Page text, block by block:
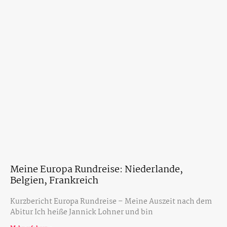
Meine Europa Rundreise: Niederlande,
Belgien, Frankreich
Kurzbericht Europa Rundreise – Meine Auszeit nach dem
Abitur Ich heiße Jannick Lohner und bin